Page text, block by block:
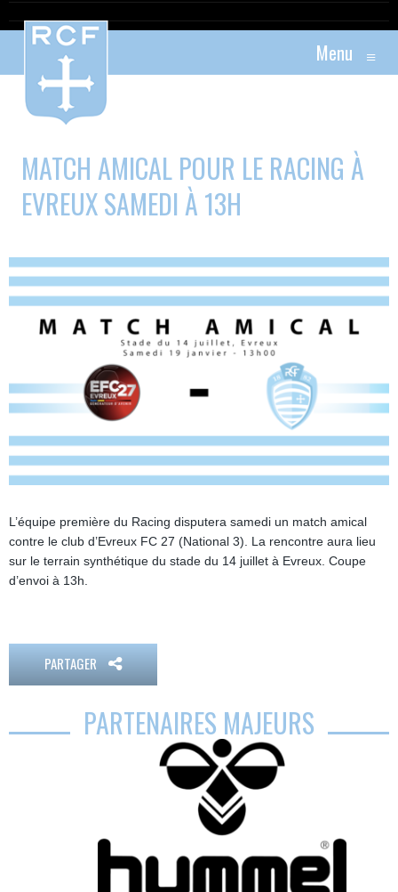
Menu ≡
MATCH AMICAL POUR LE RACING À
EVREUX SAMEDI À 13H
L’équipe première du Racing disputera samedi un match amical
contre le club d’Evreux FC 27 (National 3). La rencontre aura lieu
sur le terrain synthétique du stade du 14 juillet à Evreux. Coupe
d’envoi à 13h.
PARTAGER
PARTENAIRES MAJEURS